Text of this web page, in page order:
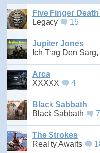
Five Finger
Legacy
15
Jupiter Jones
Ich Trag Den
Arca
XXXXX
4
Black Sabbath
Black Sabbath
7
The Strokes
Reality Awaits